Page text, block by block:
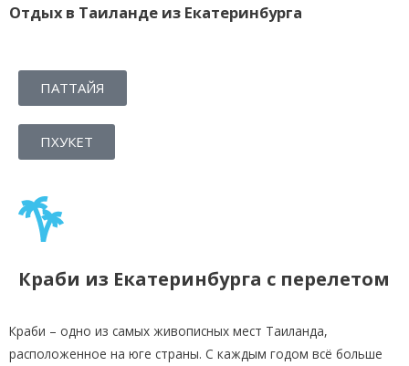
Отдых в Таиланде из Екатеринбурга
ПАТТАЙЯ
ПХУКЕТ
Краби из Екатеринбурга с перелетом
Краби – одно из самых живописных мест Таиланда,
расположенное на юге страны. С каждым годом всё больше